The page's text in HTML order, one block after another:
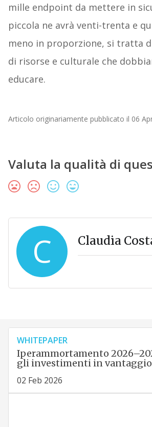
mille endpoint da mettere in
piccola ne avrà venti-trenta e
meno in proporzione, si tratta
di risorse e culturale che
educare.
Articolo originariamente pubblicato il 06
Valuta la qualità di
C Claudia
WHITEPAPER
Iperammortamento
gli investimenti in vantaggio
02 Feb 2026